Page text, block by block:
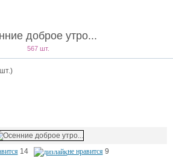
доброе утро...
567 шт.
14 не нравится 9